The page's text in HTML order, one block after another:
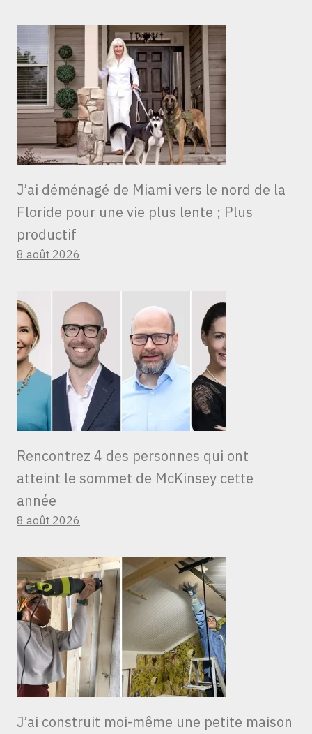
J’ai déménagé de Miami vers le nord de la
Floride pour une vie plus lente ; Plus
productif
8 août 2026
Rencontrez 4 des personnes qui ont
atteint le sommet de McKinsey cette
année
8 août 2026
J’ai construit moi-même une petite maison